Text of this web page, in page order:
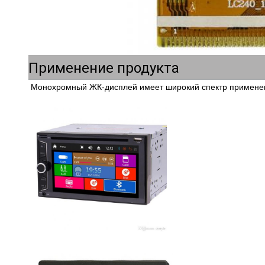
Применение продукта
Монохромный ЖК-дисплей имеет широкий спектр